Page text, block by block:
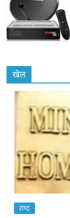
खेल
राष्ट्र